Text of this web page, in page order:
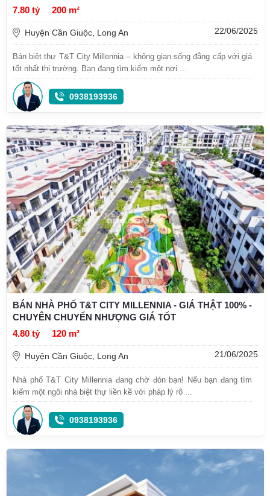
7.80 tỷ
200 m²
Huyện Cần Giuộc, Long An 22/06/2025
Bán biệt thự T&T City Millennia – không gian sống đẳng cấp với giá
tốt nhất thị trường. Bạn đang tìm kiếm một nơi ...
0938193936
BÁN NHÀ PHỐ T&T CITY MILLENNIA - GIÁ THẬT 100% -
CHUYÊN CHUYỂN NHƯỢNG GIÁ TỐT
4.80 tỷ
120 m²
Huyện Cần Giuộc, Long An 21/06/2025
Nhà phố T&T City Millennia đang chờ đón bạn! Nếu bạn đang tìm
kiếm một ngôi nhà biệt thự liền kề với pháp lý rõ ...
0938193936